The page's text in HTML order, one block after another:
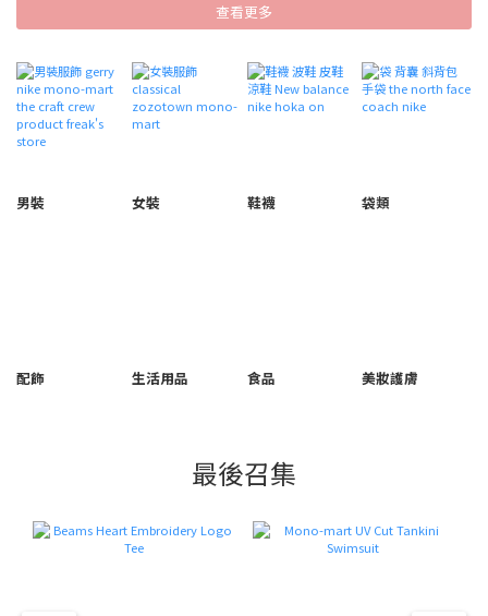
查看更多
男裝 女裝 鞋襪 袋類
配飾 生活用品 食品 美妝護膚
最後召集